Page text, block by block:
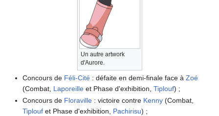
Un autre artwork
d'Aurore.
Concours de Féli-Cité : défaite en demi-finale face àZoé
(Combat, Laporeille et Phase d'exhibition,Tiplouf) ;
Concours de Floraville : victoire contre Kenny (Combat,
Tiplouf et Phase d'exhibition, Pachirisu) ;